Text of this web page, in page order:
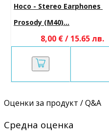
Hoco - Stereo Earphones
Prosody (M40)...
8,00 € / 15.65 лв.
Оценки за продукт / Q&A
Средна оценка